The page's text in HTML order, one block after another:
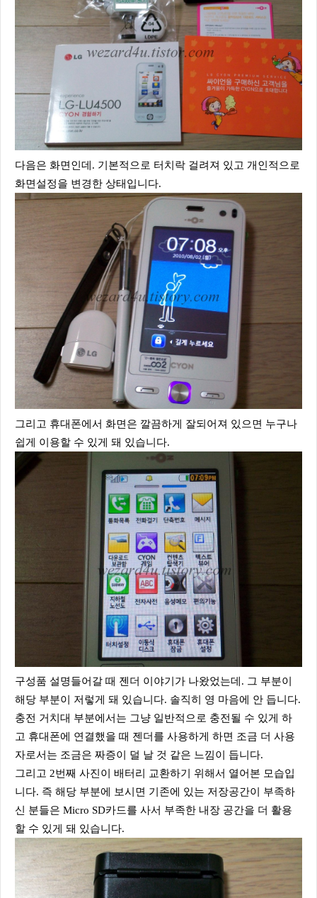
다음은 화면인데. 기본적으로 터치락 걸려져 있고 개인적으로
화면설정을 변경한 상태입니다.
그리고 휴대폰에서 화면은 깔끔하게 잘되어져 있으면 누구나
쉽게 이용할 수 있게 돼 있습니다.
구성품 설명들어갈 때 젠더 이야기가 나왔었는데. 그 부분이
해당 부분이 저렇게 돼 있습니다. 솔직히 영 마음에 안 듭니다.
충전 거치대 부분에서는 그냥 일반적으로 충전될 수 있게 하
고 휴대폰에 연결했을 때 젠더를 사용하게 하면 조금 더 사용
자로서는 조금은 짜증이 덜 날 것 같은 느낌이 듭니다.
그리고 2번째 사진이 배터리 교환하기 위해서 열어본 모습입
니다. 즉 해당 부분에 보시면 기존에 있는 저장공간이 부족하
신 분들은 Micro SD카드를 사서 부족한 내장 공간을 더 활용
할 수 있게 돼 있습니다.